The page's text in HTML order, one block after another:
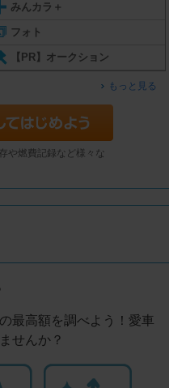
みんカラ＋
フォト
【PR】オークション
もっと見る
や燃費記録など様々な
最高額を調べよう！愛車
せんか？